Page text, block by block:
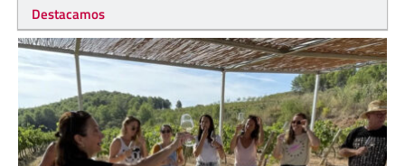
Destacamos